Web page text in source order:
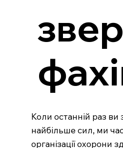
Коли останній раз ви
найбільше сил, ми
організації